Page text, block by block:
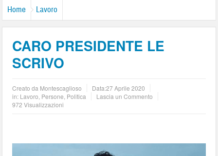
Home Lavoro
CARO PRESIDENTE LE
SCRIVO
Creato da Montescaglioso Data:27 Aprile 2020
in: Lavoro Persone Politica
Lascia un Commento
972 Visualizzazioni